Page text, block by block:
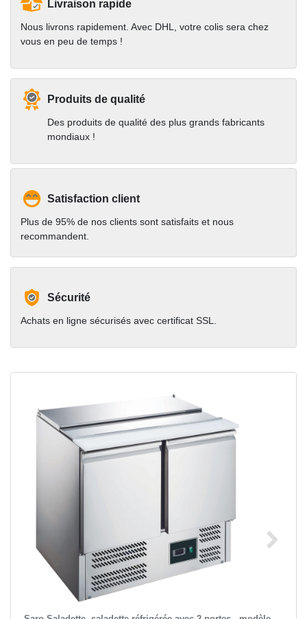
Livraison rapide
Nous livrons rapidement. Avec DHL, votre colis sera chez
vous en peu de temps !
Produits de qualité
Des produits de qualité des plus grands fabricants
mondiaux !
Satisfaction client
Plus de 95% de nos clients sont satisfaits et nous
recommandent.
Sécurité
Achats en ligne sécurisés avec certificat SSL.